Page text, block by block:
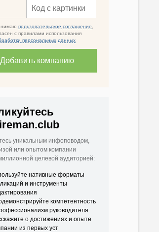
пользовательское соглашение
с правилами использования
персональных данных
Добавить компанию
уникальным инфоповодом,
или опытом компании
целевой аудиторией:
нативные форматы
и инструменты
компетентность
руководителя
о достижениях и опыте
из первых уст